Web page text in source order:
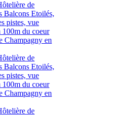
de
Balcons Etoilés,
pistes, vue
100m du coeur
Champagny en
de
Balcons Etoilés,
pistes, vue
100m du coeur
Champagny en
de